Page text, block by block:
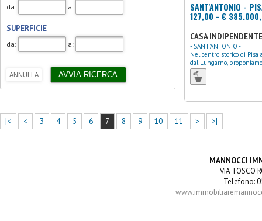
da: a:
SUPERFICIE
da: a:
SANT'ANTONIO -
127,00 - €
CASA INDIPENDENTE
- SANT'ANTONIO -
Nel centro storico di Pisa
dal Lungarno,
|< < 3 4 5 6 7 8 9 10 11 > >|
MANNOCCI
VIA TOSCO
Telefono: